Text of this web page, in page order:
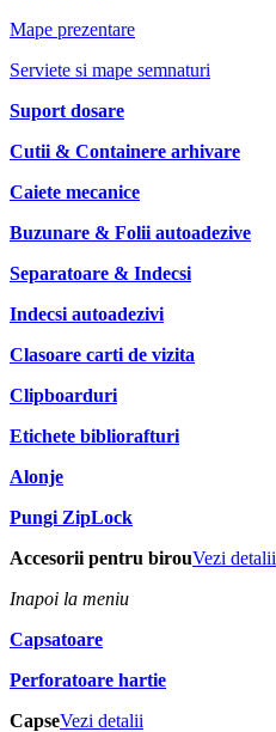
Mape prezentare
Serviete si mape semnaturi
Suport dosare
Cutii & Containere arhivare
Caiete mecanice
Buzunare & Folii autoadezive
Separatoare & Indecsi
Indecsi autoadezivi
Clasoare carti de vizita
Clipboarduri
Etichete bibliorafturi
Alonje
Pungi ZipLock
Accesorii pentru birouVezi detalii
Inapoi la meniu
Capsatoare
Perforatoare hartie
CapseVezi detalii